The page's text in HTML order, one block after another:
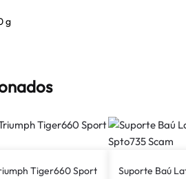
g
Tiger660 Sport
Suporte Baú